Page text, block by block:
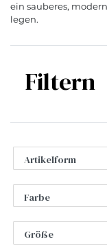
ein sauberes,
legen.
Filtern